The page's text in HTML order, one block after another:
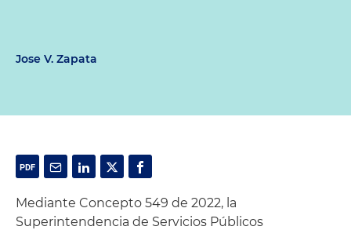
Jose V. Zapata
Mediante Concepto 549 de 2022, la
Superintendencia de Servicios Públicos